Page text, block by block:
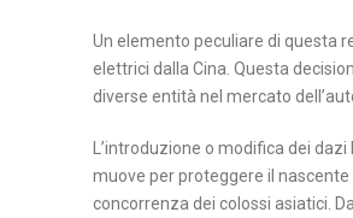
A
S
E
N
Z
A
Un elemento peculiare di questa
elettrici dalla Cina. Questa
diverse entità nel mercato
L’introduzione o modifica dei
muove per proteggere il
concorrenza dei colossi asiatici.